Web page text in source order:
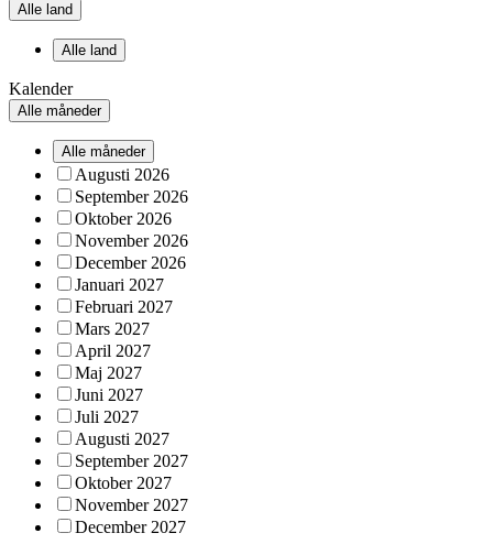
Alle land
Alle land
Kalender
Alle måneder
Alle måneder
Augusti 2026
September 2026
Oktober 2026
November 2026
December 2026
Januari 2027
Februari 2027
Mars 2027
April 2027
Maj 2027
Juni 2027
Juli 2027
Augusti 2027
September 2027
Oktober 2027
November 2027
December 2027